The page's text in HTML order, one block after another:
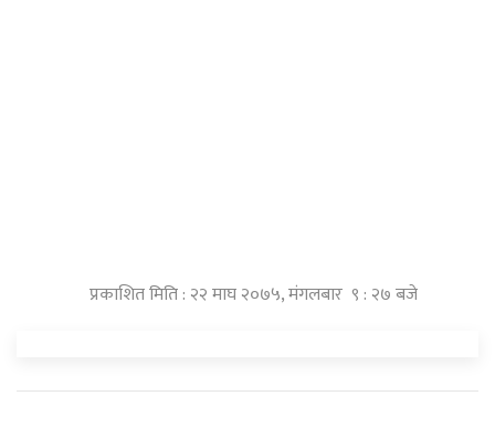
प्रकाशित मिति : २२ माघ २०७५, मंगलबार ९ : २७ बजे